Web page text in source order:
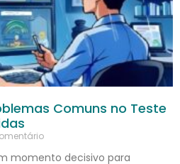
Comuns no Teste
momento decisivo para